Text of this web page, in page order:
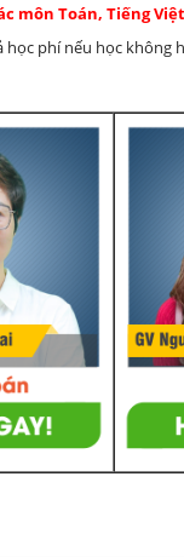
môn Toán, Tiếng
phí nếu học không